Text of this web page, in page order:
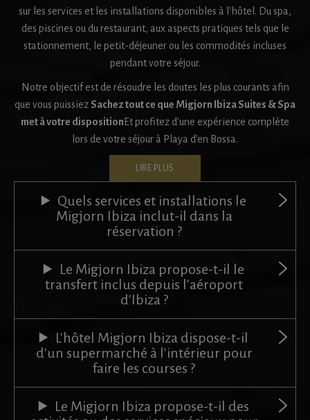
sur les services et les installations disponibles à l'hôtel. Du spa,
des piscines ou du restaurant, aux aspects pratiques tels que le
stationnement, le petit-déjeuner ou les commodités incluses
pendant votre séjour.
Notre objectif est de résoudre les doutes les plus courants afin
que vous puissiez Sachez tout ce que Migjorn Ibiza Suites & Spa
met à votre disposition Et profitez d'une expérience complète
lors de votre séjour à Playa d'en Bossa.
LIRE PLUS
Quels services et installations le
Migjorn Ibiza inclut-il dans la
réservation ?
Le Migjorn Ibiza propose-t-il le
transfert inclus depuis l'aéroport
d'Ibiza ?
L'hôtel Migjorn Ibiza dispose-t-il
d'un supermarché à l'intérieur pour
faire les courses ?
Le Migjorn Ibiza propose-t-il des